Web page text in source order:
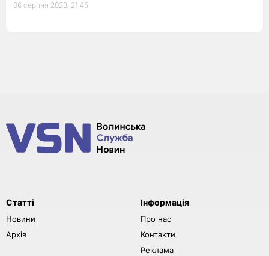
06 серпня 2023, 21:45
Статті
Новини
Архів
Інформація
Про нас
Контакти
Реклама